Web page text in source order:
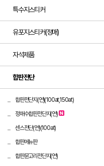
특수지스티커
유포지스티커(정매)
자석제품
합판전단
합판전단지(연)(100at,150at)
정매수합판전단지(연)
센스전단(연)(100at)
합판메뉴판
합판문고리전단지(연)